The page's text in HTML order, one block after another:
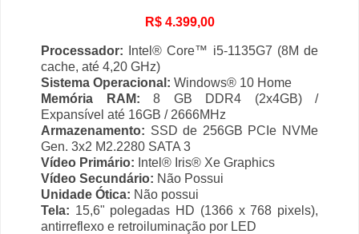
R$ 4.399,00
Processador: Intel® Core™ i5-1135G7 (8M de
cache, até 4,20 GHz)
Sistema Operacional: Windows® 10 Home
Memória RAM: 8 GB DDR4 (2x4GB) /
Expansível até 16GB / 2666MHz
Armazenamento: SSD de 256GB PCIe NVMe
Gen. 3x2 M2.2280 SATA 3
Vídeo Primário: Intel® Iris® Xe Graphics
Vídeo Secundário: Não Possui
Unidade Ótica: Não possui
Tela: 15,6" polegadas HD (1366 x 768 pixels),
antirreflexo e retroiluminação por LED